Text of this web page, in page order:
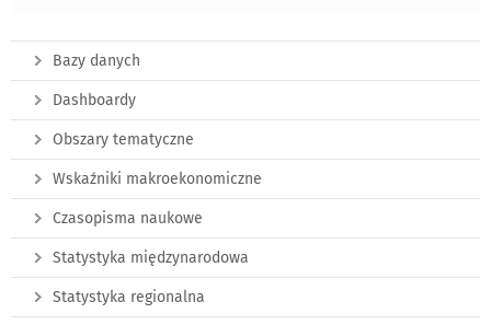
Bazy danych
Dashboardy
Obszary tematyczne
Wskaźniki makroekonomiczne
Czasopisma naukowe
Statystyka międzynarodowa
Statystyka regionalna